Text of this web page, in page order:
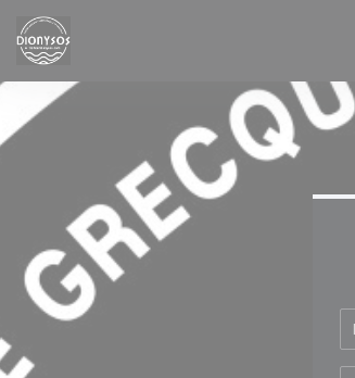
Personalizzazione delle tue scelte sui cookie